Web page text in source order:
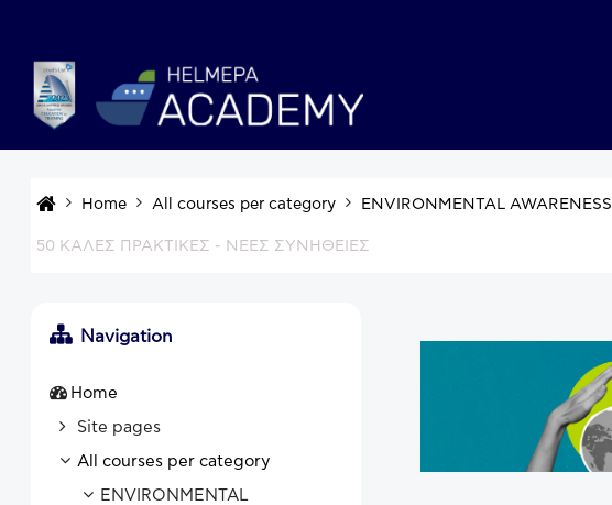
Home All courses per category ENVIRONMENTAL AWARENESS
50 ΚΑΛΕΣ ΠΡΑΚΤΙΚΕΣ - ΝΕΕΣ ΣΥΝΗΘΕΙΕΣ
Navigation
Home
Site pages
All courses per category
ENVIRONMENTAL